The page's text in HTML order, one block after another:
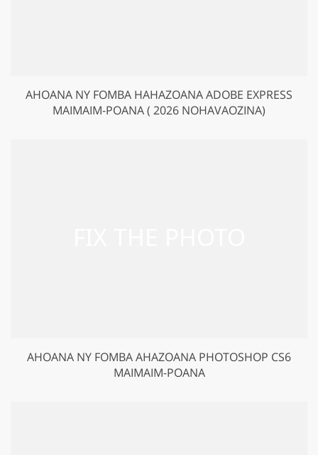
AHOANA NY FOMBA HAHAZOANA ADOBE EXPRESS
MAIMAIM-POANA ( 2026 NOHAVAOZINA)
AHOANA NY FOMBA AHAZOANA PHOTOSHOP CS6
MAIMAIM-POANA